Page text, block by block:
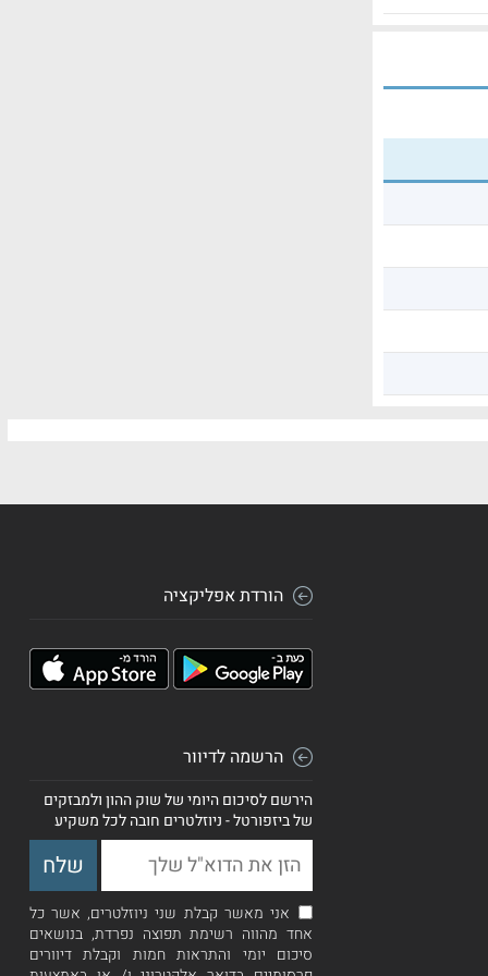
הורדת אפליקציה
הרשמה לדיוור
הירשם לסיכום היומי של שוק ההון ולמבזקים
של ביזפורטל - ניוזלטרים חובה לכל משקיע
אני מאשר קבלת שני ניוזלטרים, אשר כל
אחד מהווה רשימת תפוצה נפרדת, בנושאים
סיכום יומי והתראות חמות וקבלת דיוורים